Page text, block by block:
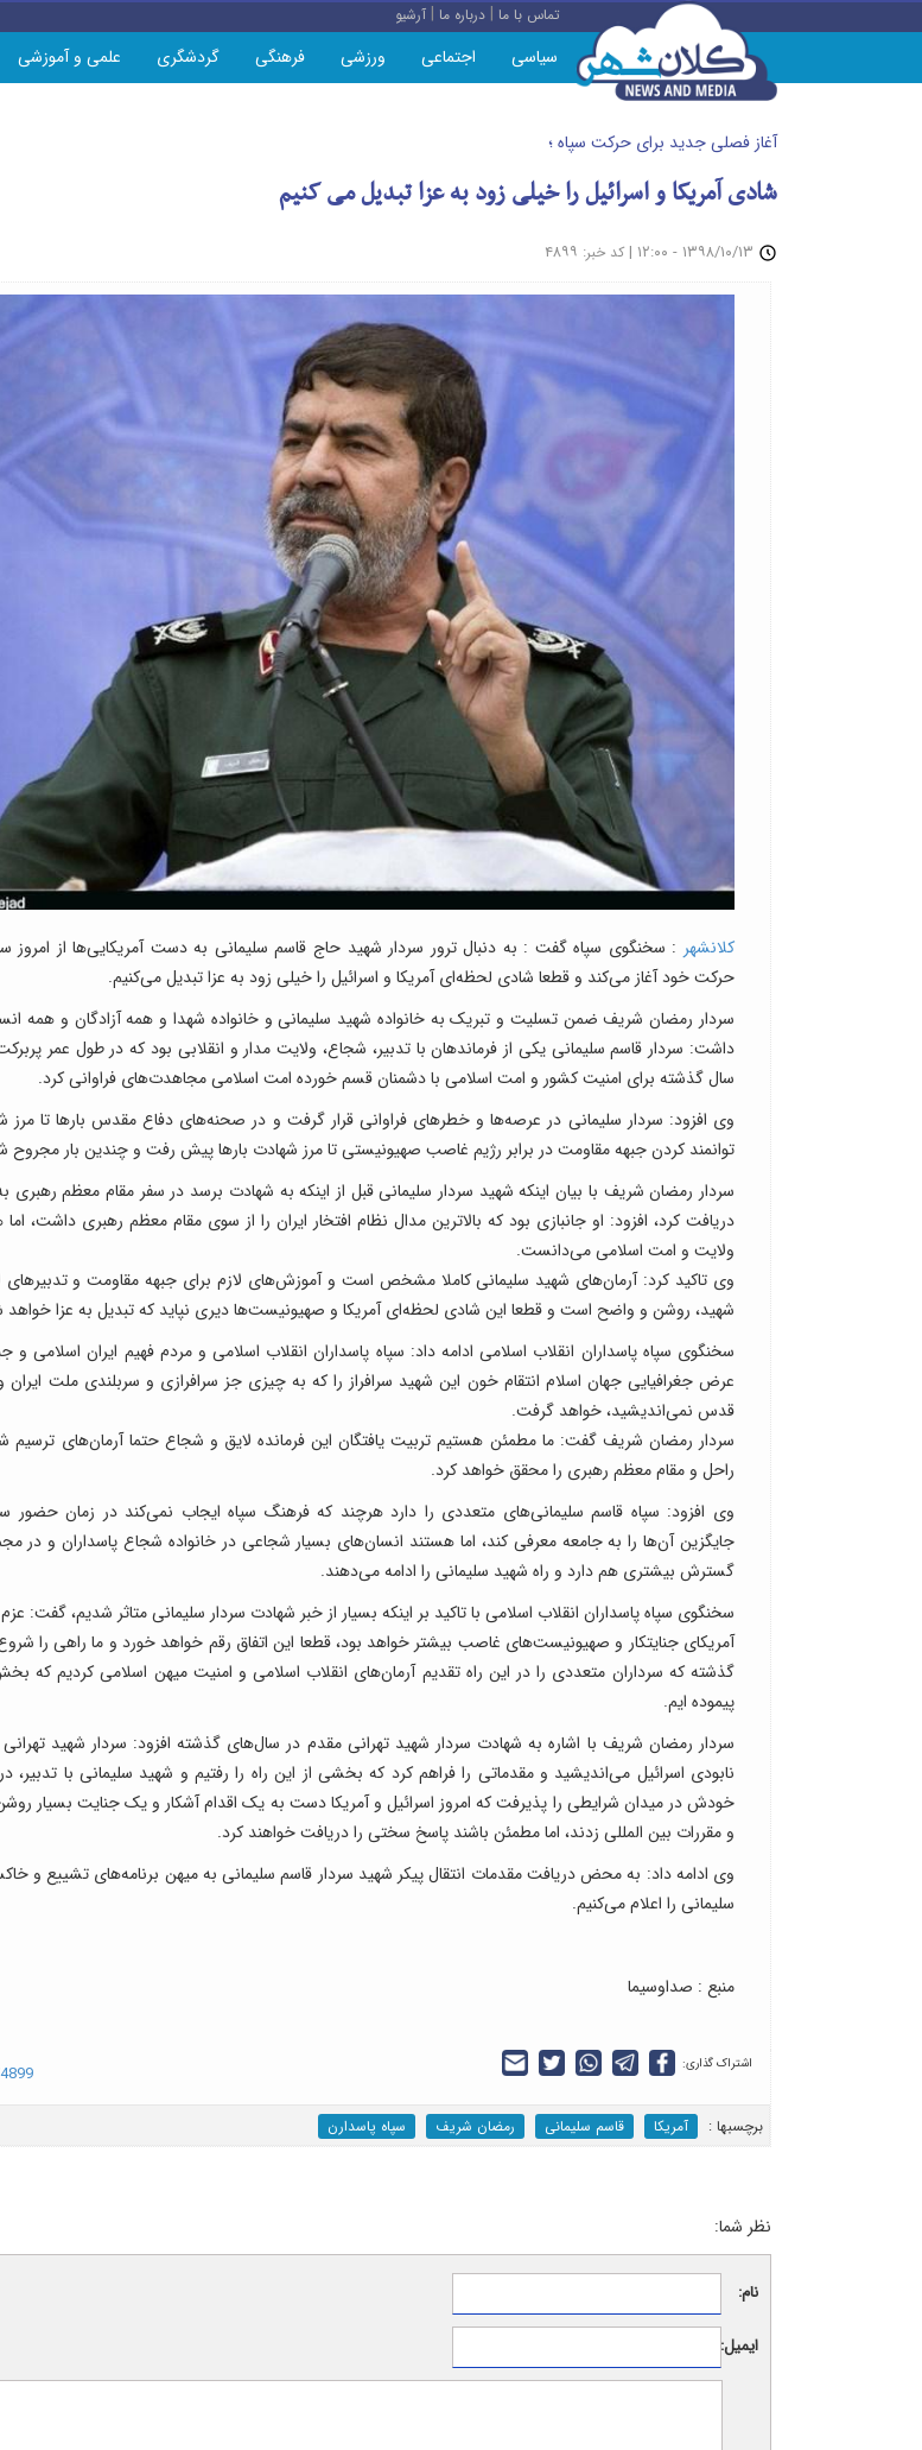
تماس با ما |درباره ما |آرشیو
سیاسی اجتماعی ورزشی فرهنگی گردشگری علمی و آموزشی
آغاز فصلی جدید برای حرکت سپاه ؛
شادی آمریکا و اسرائیل را خیلی زود به عزا تبدیل می کنیم
| کد خبر: ۴۸۹۹
کلانشهر : سخنگوی سپاه گفت : به دنبال ترور سردار شهید حاج قاسم سلیمانی به دست آمریکایی‌ها از
حرکت خود آغاز می‌کند و قطعا شادی لحظه‌ای آمریکا و اسرائیل را خیلی زود به عزا تبدیل می‌کنیم.
سردار رمضان شریف ضمن تسلیت و تبریک به خانواده شهید سلیمانی و خانواده شهدا و همه آزادگان و همه
داشت: سردار قاسم سلیمانی یکی از فرماندهان با تدبیر، شجاع، ولایت مدار و انقلابی بود که در طول عمر
سال گذشته برای امنیت کشور و امت اسلامی با دشمنان قسم خورده امت اسلامی مجاهدت‌های فراوانی کرد.
وی افزود: سردار سلیمانی در عرصه‌ها و خطر‌های فراوانی قرار گرفت و در صحنه‌های دفاع مقدس بار‌ها تا
توانمند کردن جبهه مقاومت در برابر رژیم غاصب صهیونیستی تا مرز شهادت بار‌ها پیش رفت و چندین بار مجروح
سردار رمضان شریف با بیان اینکه شهید سردار سلیمانی قبل از اینکه به شهادت برسد در سفر مقام معظم رهبری
دریافت کرد، افزود: او جانبازی بود که بالاترین مدال نظام افتخار ایران را از سوی مقام معظم رهبری داشت،
ولایت و امت اسلامی می‌دانست.
وی تاکید کرد: آرمان‌های شهید سلیمانی کاملا مشخص است و آموزش‌های لازم برای جبهه مقاومت و تدبیر‌های
شهید، روشن و واضح است و قطعا این شادی لحظه‌ای آمریکا و صهیونیست‌ها دیری نپاید که تبدیل به عزا
سخنگوی سپاه پاسداران انقلاب اسلامی ادامه داد: سپاه پاسداران انقلاب اسلامی و مردم فهیم ایران اسلامی
عرض جغرافیایی جهان اسلام انتقام خون این شهید سرافراز را که به چیزی جز سرافرازی و سربلندی ملت
قدس نمی‌اندیشید، ​خواهد گرفت.
سردار رمضان شریف گفت: ما مطمئن هستیم تربیت یافتگان این فرمانده لایق و شجاع حتما آرمان‌های
راحل و مقام معظم رهبری را محقق خواهد کرد.
وی افزود: سپاه قاسم سلیمانی‌های متعددی را دارد هرچند که فرهنگ سپاه ایجاب نمی‌کند در زمان حضور
جایگزین آن‌ها را به جامعه معرفی کند، اما هستند انسان‌های بسیار شجاعی در خانواده شجاع پاسداران و در
گسترش بیشتری هم دارد و راه شهید سلیمانی را ادامه می‌دهند.
سخنگوی سپاه پاسداران انقلاب اسلامی با تاکید بر اینکه بسیار از خبر شهادت سردار سلیمانی متاثر شدیم، گفت: عزم
آمریکای جنایتکار و صهیونیست‌های غاصب بیشتر خواهد بود، قطعا این اتفاق رقم خواهد خورد و ما راهی را
گذشته که سرداران متعددی را در این راه تقدیم آرمان‌های انقلاب اسلامی و امنیت میهن اسلامی کردیم که
پیموده ایم.
سردار رمضان شریف با اشاره به شهادت سردار شهید تهرانی مقدم در سال‌های گذشته افزود: سردار شهید
نابودی اسرائیل می‌اندیشید و مقدماتی را فراهم کرد که بخشی از این راه را رفتیم و شهید سلیمانی با
خودش در میدان شرایطی را پذیرفت که امروز اسرائیل و آمریکا دست به یک اقدام آشکار و یک جنایت بسیار
و مقررات بین المللی زدند، اما مطمئن باشند پاسخ سختی را دریافت خواهند کرد.
وی ادامه داد: به محض دریافت مقدمات انتقال پیکر شهید سردار قاسم سلیمانی به میهن برنامه‌های تشییع و
سلیمانی را اعلام می‌کنیم.
منبع : صداوسیما
اشتراک گذاری:
برچسب‎ها : آمریکا قاسم سلیمانی رمضان شریف سپاه پاسدارن
نظر شما:
نام:
ایمیل: